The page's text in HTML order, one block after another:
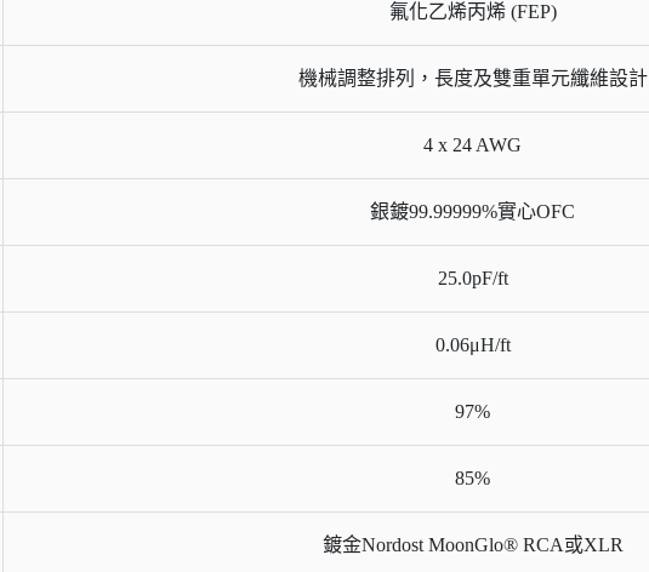
氟化乙烯丙烯 (FEP)
機械調整排列，長度及雙重單元纖維設計
4 x 24 AWG
銀鍍99.99999%實心OFC
25.0pF/ft
0.06μH/ft
97%
85%
鍍金Nordost MoonGlo® RCA或XLR